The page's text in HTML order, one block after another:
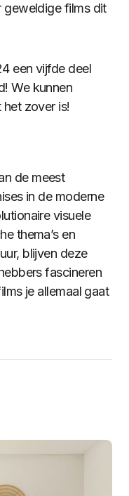
geweldige films dit
een vijfde deel
We kunnen
zover is!
de meest
in de moderne
visuele
thema’s en
blijven deze
fascineren
je allemaal gaat